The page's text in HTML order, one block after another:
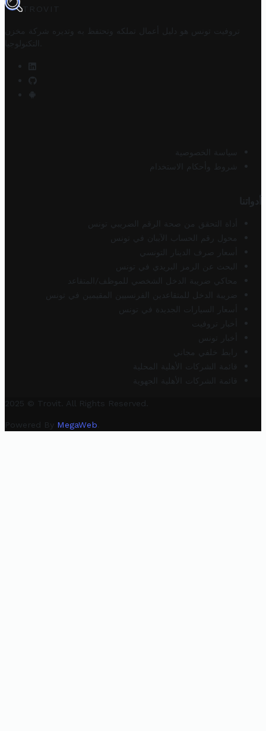
TROVIT
تروفيت تونس هو دليل أعمال تملكه وتحتفظ به وتديره
شركة مخزن
التكنولوجيا
سياسة الخصوصية
شروط وأحكام الاستخدام
أدواتنا
أداة التحقق من صحة الرقم الضريبي تونس
محول رقم الحساب الآيبان في تونس
أسعار صرف الدينار التونسي
البحث عن الرمز البريدي في تونس
محاكي ضريبة الدخل الشخصي للموظف/المتقاعد
ضريبة الدخل للمتقاعدين الفرنسيين المقيمين في تونس
أسعار السيارات الجديدة في تونس
أخبار تروفيت
أخبار تونس
رابط خلفي مجاني
قائمة الشركات الأهلية المحلية
قائمة الشركات الأهلية الجهوية
2025 © Trovit. All Rights Reserved.
Powered By MegaWeb